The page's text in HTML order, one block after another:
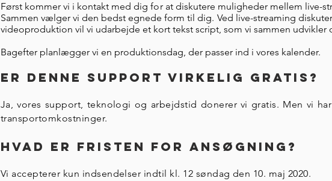
Først kommer vi i kontakt med dig for at diskutere muligheder mellem live-
Sammen vælger vi den bedst egnede form til dig. Ved live-streaming
videoproduktion vil vi udarbejde et kort tekst script, som vi sammen udvikler
Bagefter planlægger vi en produktionsdag, der passer ind i vores kalender.
Er denne support virkelig gratis?
Ja, vores support, teknologi og arbejdstid donerer vi gratis. Men vi
transportomkostninger.
Hvad er fristen for ansøgning?
Vi accepterer kun indsendelser indtil kl. 12 søndag den 10. maj 2020.